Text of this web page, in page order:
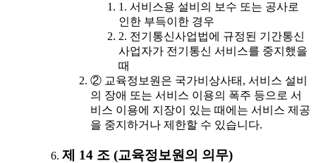
1. 서비스용 설비의 보수 또는 공사로
인한 부득이한 경우
2. 전기통신사업법에 규정된 기간통신
사업자가 전기통신 서비스를 중지했을
때
② 교육정보원은 국가비상사태, 서비스 설비
의 장애 또는 서비스 이용의 폭주 등으로 서
비스 이용에 지장이 있는 때에는 서비스 제공
을 중지하거나 제한할 수 있습니다.
제 14 조 (교육정보원의 의무)